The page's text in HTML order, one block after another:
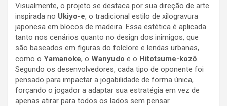
Visualmente, o projeto se destaca por sua direção de arte
inspirada no Ukiyo-e, o tradicional estilo de xilogravura
japonesa em blocos de madeira. Essa estética é aplicada
tanto nos cenários quanto no design dos inimigos, que
são baseados em figuras do folclore e lendas urbanas,
como o Yamanoke, o Wanyudo e o Hitotsume-kozō
Segundo os desenvolvedores, cada tipo de oponente foi
pensado para impactar a jogabilidade de forma única,
forçando o jogador a adaptar sua estratégia em vez de
apenas atirar para todos os lados sem pensar.